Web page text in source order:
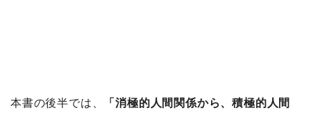
本書の後半では、 「消極的人間関係から、積極的人間